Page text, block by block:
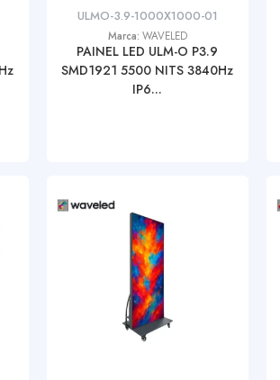
ULMO-3.9-1000X1000-01
Marca: WAVELED
PAINEL LED ULM-O P3.9
SMD1921 5500 NITS 3840Hz
IP6...